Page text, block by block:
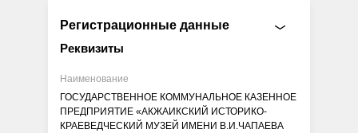
Регистрационные данные
Реквизиты
Наименование
ГОСУДАРСТВЕННОЕ КОММУНАЛЬНОЕ КАЗЕННОЕ
ПРЕДПРИЯТИЕ «АКЖАИКСКИЙ ИСТОРИКО-
КРАЕВЕДЧЕСКИЙ МУЗЕЙ ИМЕНИ В.И.ЧАПАЕВА